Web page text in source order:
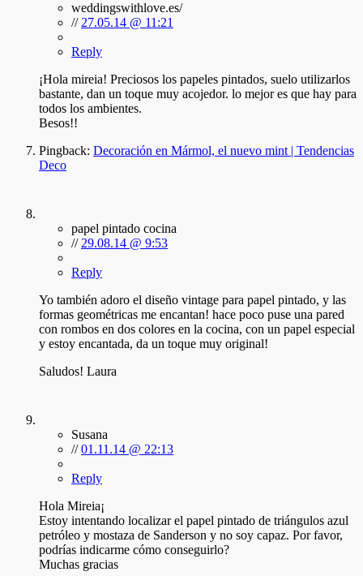
weddingswithlove.es/
// 27.05.14 @ 11:21
Reply
¡Hola mireia! Preciosos los papeles pintados, suelo utilizarlos
bastante, dan un toque muy acojedor. lo mejor es que hay para
todos los ambientes.
Besos!!
Pingback: Decoración en Mármol, el nuevo mint | Tendencias
Deco
papel pintado cocina
// 29.08.14 @ 9:53
Reply
Yo también adoro el diseño vintage para papel pintado, y las
formas geométricas me encantan! hace poco puse una pared
con rombos en dos colores en la cocina, con un papel especial
y estoy encantada, da un toque muy original!
Saludos! Laura
Susana
//01.11.14 @ 22:13
Reply
Hola Mireia¡
Estoy intentando localizar el papel pintado de triángulos azul
petróleo y mostaza de Sanderson y no soy capaz. Por favor,
podrías indicarme cómo conseguirlo?
Muchas gracias